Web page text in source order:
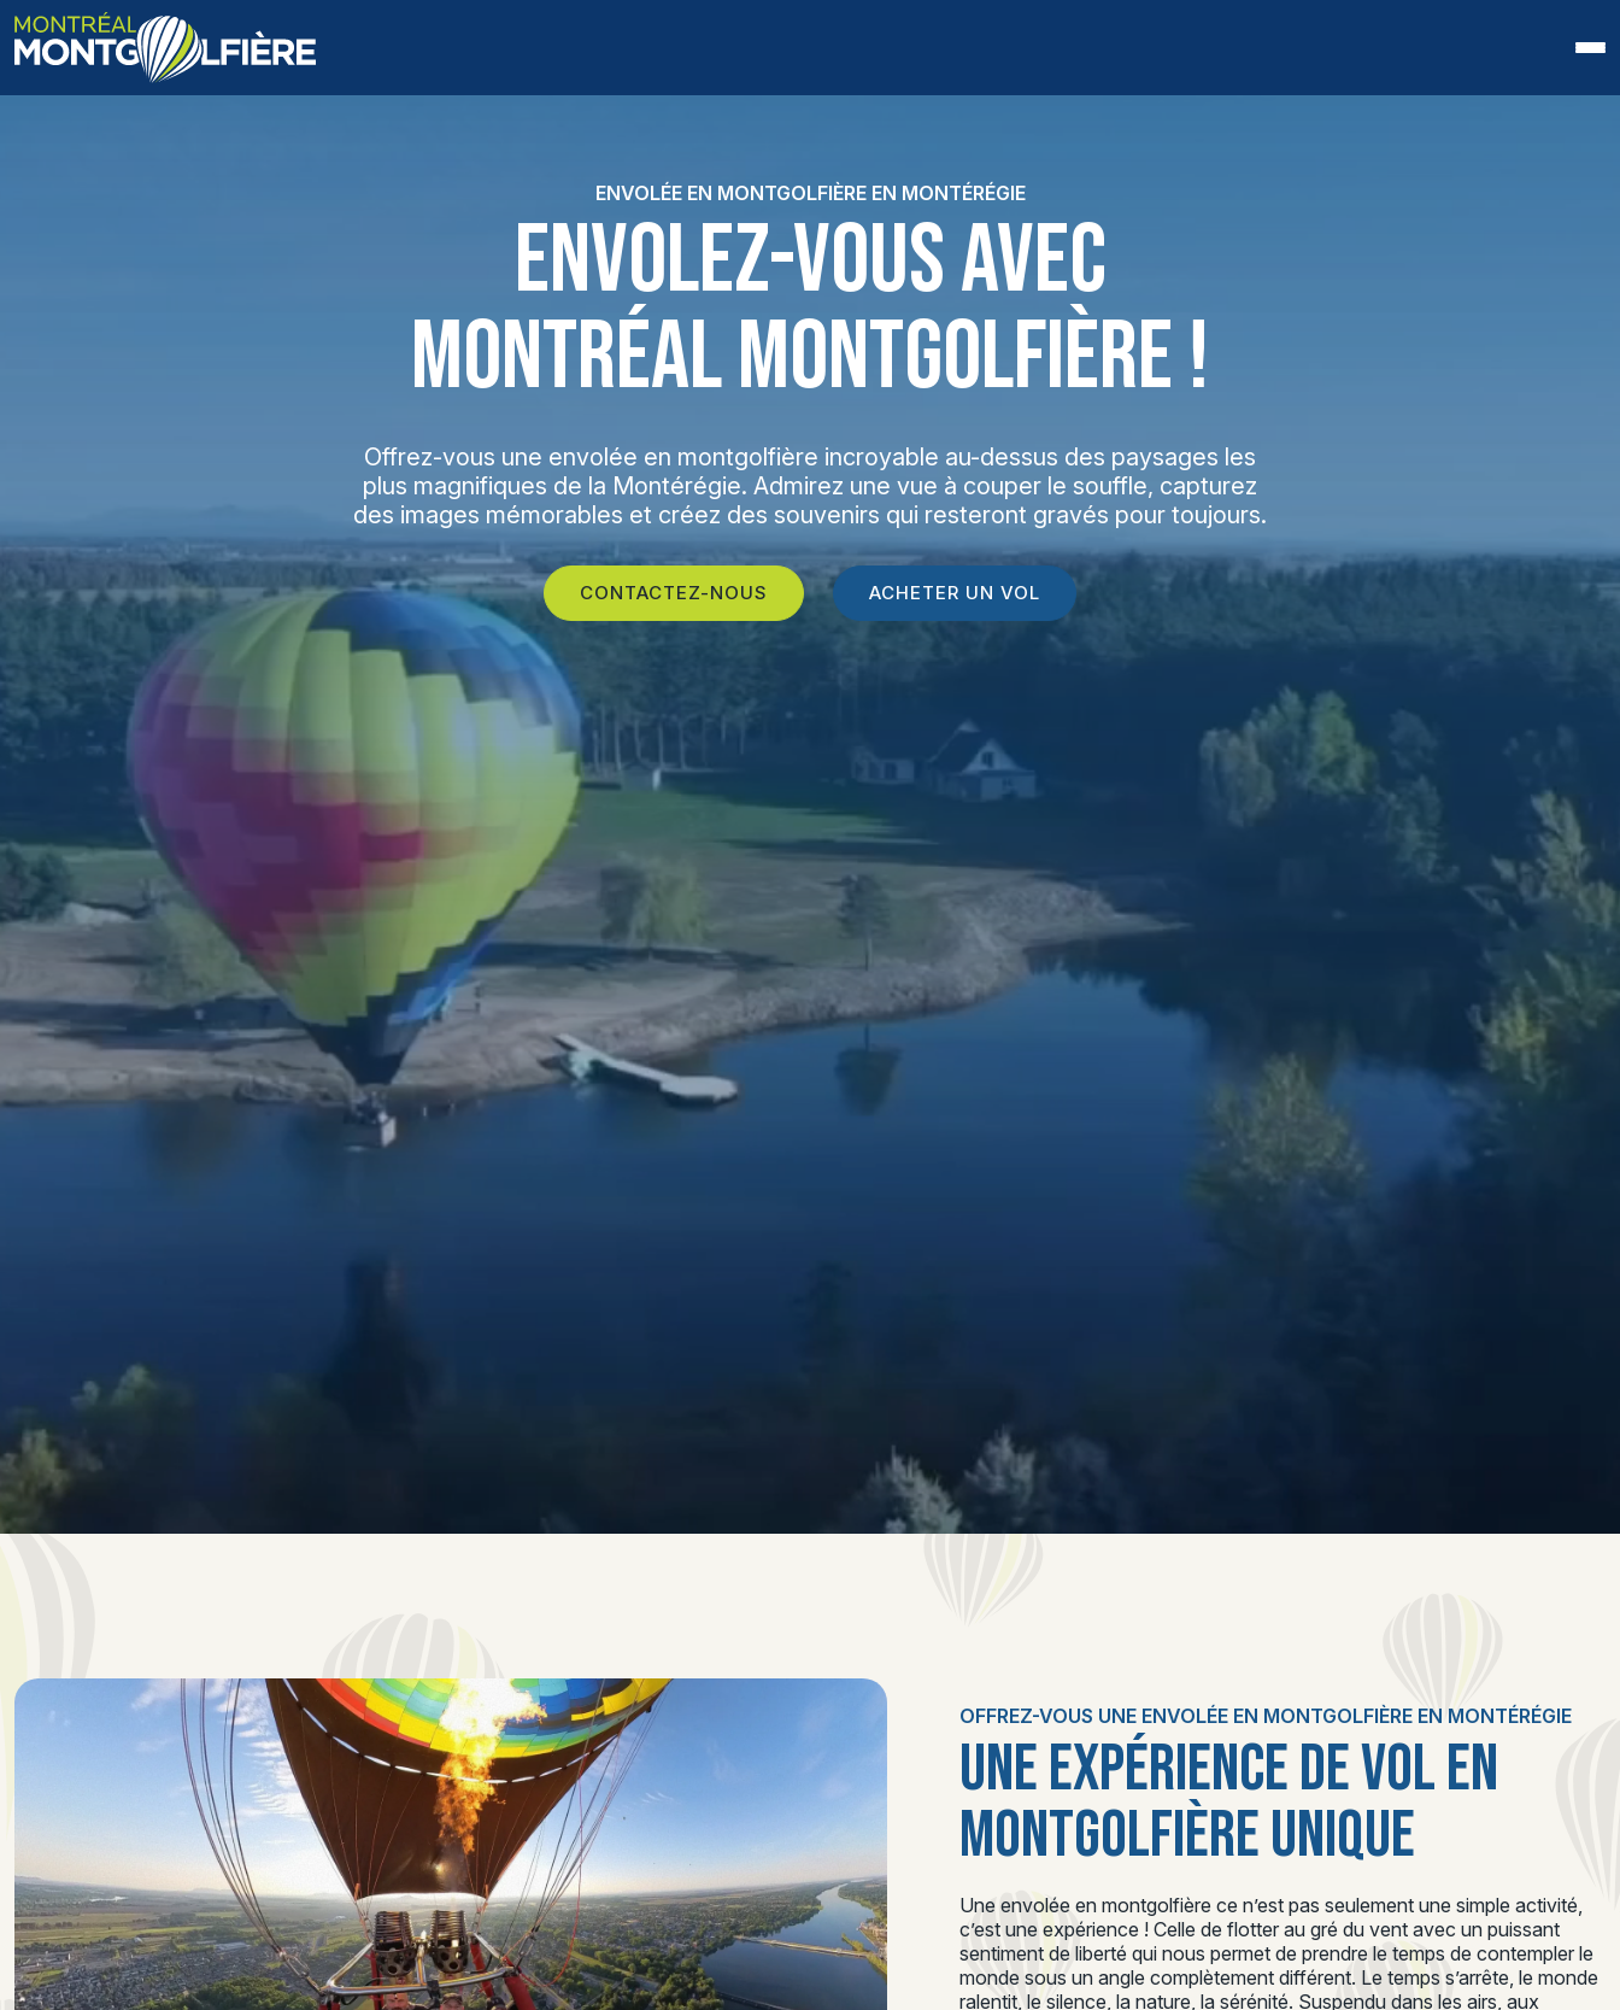
ENVOLÉE EN MONTGOLFIÈRE EN MONTÉRÉGIE
ENVOLEZ-VOUS AVEC
MONTRÉAL MONTGOLFIÈRE !
Offrez-vous une envolée en montgolfière incroyable au-dessus des paysages les
plus magnifiques de la Montérégie. Admirez une vue à couper le souffle, capturez
des images mémorables et créez des souvenirs qui resteront gravés pour toujours.
CONTACTEZ-NOUS ACHETER UN VOL
OFFREZ-VOUS UNE ENVOLÉE EN MONTGOLFIÈRE EN MONTÉRÉGIE
UNE EXPÉRIENCE DE VOL EN
MONTGOLFIÈRE UNIQUE
Une envolée en montgolfière ce n’est pas seulement une simple activité,
c’est une expérience ! Celle de flotter au gré du vent avec un puissant
sentiment de liberté qui nous permet de prendre le temps de contempler le
monde sous un angle complètement différent. Le temps s’arrête, le monde
ralentit, le silence, la nature, la sérénité. Suspendu dans les airs, aux